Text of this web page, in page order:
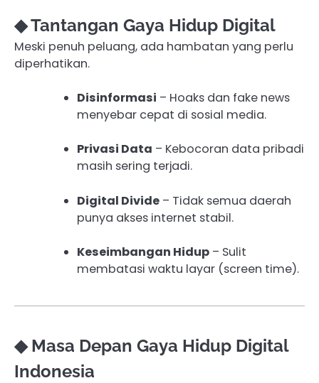
◆ Tantangan Gaya Hidup Digital
Meski penuh peluang, ada hambatan yang perlu
diperhatikan.
Disinformasi – Hoaks dan fake news
menyebar cepat di sosial media.
Privasi Data – Kebocoran data pribadi
masih sering terjadi.
Digital Divide – Tidak semua daerah
punya akses internet stabil.
Keseimbangan Hidup – Sulit
membatasi waktu layar (screen time).
◆ Masa Depan Gaya Hidup Digital
Indonesia